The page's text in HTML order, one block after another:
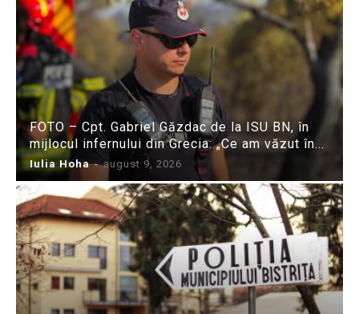
FOTO – Cpt. Gabriel Găzdac de la ISU BN, în
mijlocul infernului din Grecia: „Ce am văzut în...
Iulia Hoha - august 9, 2026